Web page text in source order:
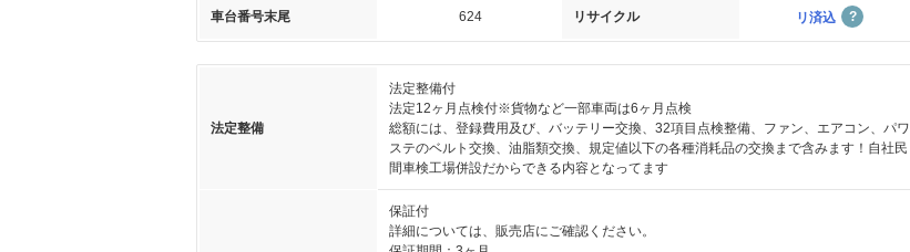
車台番号末尾 624 リサイクル リ済込
法定整備
法定整備付
法定12ヶ月点検付※貨物など一部車両は6ヶ月点検
総額には、登録費用及び、バッテリー交換、32項目点検整備、ファン、エアコン、パワ
ステのベルト交換、油脂類交換、規定値以下の各種消耗品の交換まで含みます！自社民
間車検工場併設だからできる内容となってます
保証付
詳細については、販売店にご確認ください。